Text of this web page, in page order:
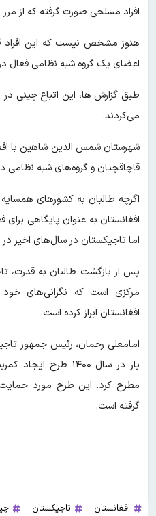
افراد مسلحی صورت گرفته که از مرز
هنوز مشخص نیست که این افراد
اعضای یک گروه شبه نظامی فعال
طبق گزارش ها، این اتباع چینی
می‌کردند.
شهرستان شمس الدین شاهین با
قاچاقچیان و گروه‌های شبه نظامی
اگرچه طالبان به کشور‌های
افغانستان به عنوان پایگاهی
اما تاجیکستان در سال‌های اخیر در
پس از بازگشت طالبان به قدرت،
مرکزی است که نگرانی‌های خود
افغانستان ابراز کرده است.
امامعلی رحمان، رئیس جمهور
بار در سال ۱۴۰۰ طرح
مطرح کرد. این طرح مورد حمایت
گرفته است.
افغانستان تاجیکستان